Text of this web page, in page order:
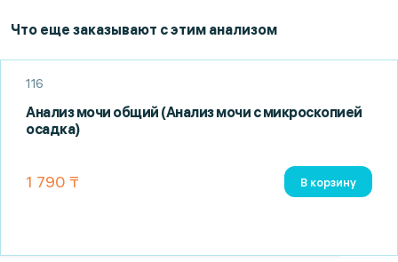
Что еще заказывают с этим анализом
116
Анализ мочи общий (Анализ мочи с микроскопией
осадка)
1 790 ₸ В корзину